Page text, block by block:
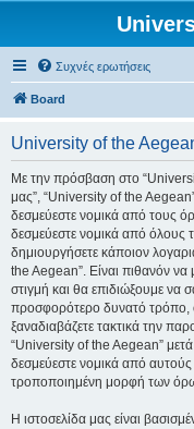
Συχνές ερωτήσεις
Board
University of the
Με την πρόσβαση στο
μας”, “University of the
δεσμεύεστε νομικά από τους
δεσμεύεστε νομικά από
δημιουργήσετε κάποιον
the Aegean”. Είναι πιθανόν
στιγμή και θα επιδιώξουμε να
προσφορότερο δυνατό τρόπο,
ξαναδιαβάζετε τακτικά την
“University of the Aegean” μετά
δεσμεύεστε νομικά από
τροποποιημένη μορφή των
Η ιστοσελίδα μας είναι